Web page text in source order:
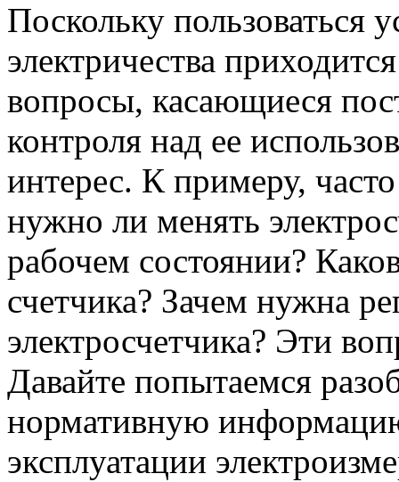
Поскольку пользоваться
электричества
вопросы, касающиеся
контроля над ее
интерес. К примеру,
нужно ли менять
рабочем состоянии?
счетчика? Зачем нужна
электросчетчика? Эти
Давайте попытаемся
нормативную
эксплуатации